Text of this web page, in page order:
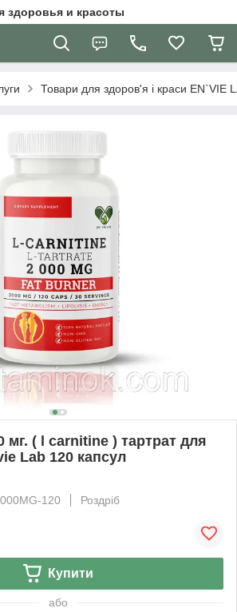
здоровья и красоты
Товари для здоров'я і краси EN`VIE
мг. ( l carnitine ) тартрат для
Lab 120 капсул
120
Роздріб
Купити
або